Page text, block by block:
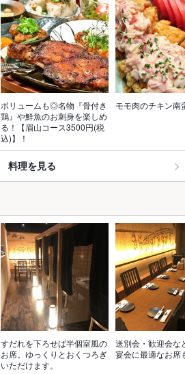
ボリュームも◎名物『骨付き
鶏』や鮮魚のお刺身を楽しめ
る！【眉山コース3500円(税
込)】！
モモ肉のチキン南
料理を見る
すだれを下ろせば半個室風の
お席。ゆっくりとおくつろぎ
いただけます。
送別会・歓迎会な
宴会に最適なお席